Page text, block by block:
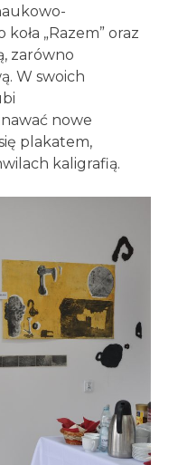
„Razem” oraz
zarówno
W swoich
nowe
plakatem,
kaligrafią.